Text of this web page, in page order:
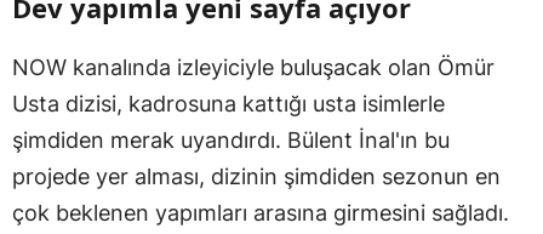
NOW kanalında izleyiciyle buluşacak olan Ömür
Usta dizisi, kadrosuna kattığı usta isimlerle
şimdiden merak uyandırdı. Bülent İnal'ın bu
projede yer alması, dizinin şimdiden sezonun en
çok beklenen yapımları arasına girmesini sağladı.